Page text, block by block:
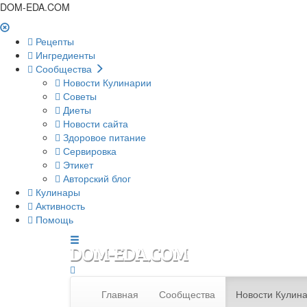
DOM-EDA.COM
Рецепты
Ингредиенты
Сообщества
Новости Кулинарии
Советы
Диеты
Новости сайта
Здоровое питание
Сервировка
Этикет
Авторский блог
Кулинары
Активность
Помощь
Главная Сообщества Новости